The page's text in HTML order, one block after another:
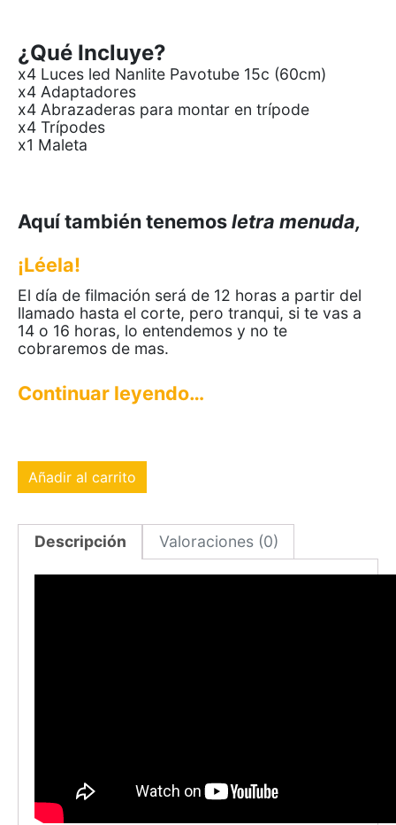
¿Qué Incluye?
x4 Luces led Nanlite Pavotube 15c (60cm)
x4 Adaptadores
x4 Abrazaderas para montar en trípode
x4 Trípodes
x1 Maleta
Aquí también tenemosletra menuda,
¡Léela!
El día de filmación será de 12 horas a partir del
llamado hasta el corte, pero tranqui, si te vas a
14 o 16 horas, lo entendemos y no te
cobraremos de mas.
Continuar leyendo…
Añadir al carrito
Descripción Valoraciones (0)